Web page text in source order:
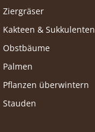
Ziergräser
Kakteen & Sukkulenten
Obstbäume
Palmen
Pflanzen überwintern
Stauden